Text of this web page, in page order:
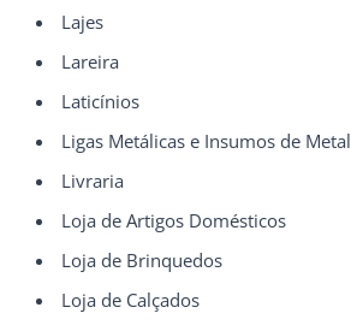
Lajes
Lareira
Laticínios
Ligas Metálicas e Insumos de Metal
Livraria
Loja de Artigos Domésticos
Loja de Brinquedos
Loja de Calçados